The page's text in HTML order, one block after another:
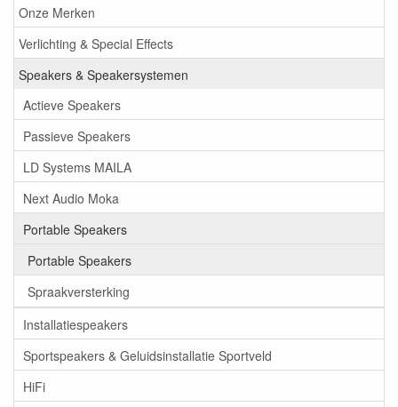
Onze Merken
Verlichting & Special Effects
Speakers & Speakersystemen
Actieve Speakers
Passieve Speakers
LD Systems MAILA
Next Audio Moka
Portable Speakers
Portable Speakers
Spraakversterking
Installatiespeakers
Sportspeakers & Geluidsinstallatie Sportveld
HiFi